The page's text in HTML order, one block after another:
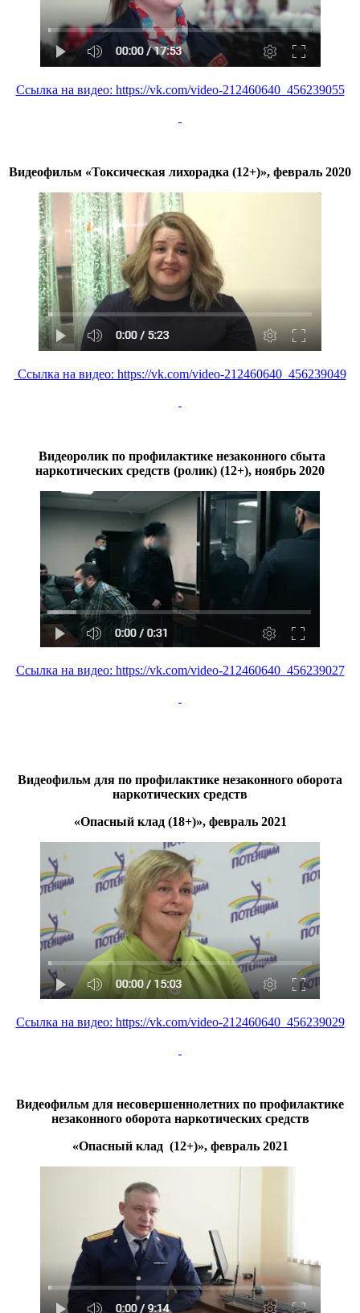
Ссылка на видео: https://vk.com/video-212460640_456239055
Видеофильм «Токсическая лихорадка (12+)», февраль 2020
Ссылка на видео: https://vk.com/video-212460640_456239049
Видеоролик по профилактике незаконного сбыта
наркотических средств (ролик) (12+), ноябрь 2020
Ссылка на видео: https://vk.com/video-212460640_456239027
Видеофильм для по профилактике незаконного оборота
наркотических средств
«Опасный клад (18+)», февраль 2021
Ссылка на видео: https://vk.com/video-212460640_456239029
Видеофильм для несовершеннолетних по профилактике
незаконного оборота наркотических средств
«Опасный клад (12+)», февраль 2021